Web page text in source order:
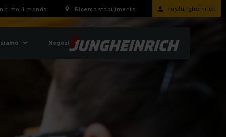
tutto il mondo Ricerca stabilimento myJungheinrich
Negozi